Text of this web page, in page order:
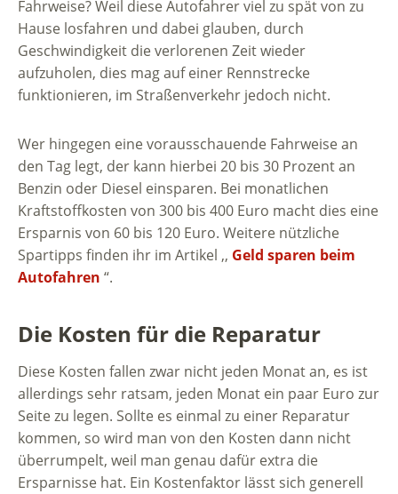
Fahrweise? Weil diese Autofahrer viel zu spät von zu
Hause losfahren und dabei glauben, durch
Geschwindigkeit die verlorenen Zeit wieder
aufzuholen, dies mag auf einer Rennstrecke
funktionieren, im Straßenverkehr jedoch nicht.
Wer hingegen eine vorausschauende Fahrweise an
den Tag legt, der kann hierbei 20 bis 30 Prozent an
Benzin oder Diesel einsparen. Bei monatlichen
Kraftstoffkosten von 300 bis 400 Euro macht dies eine
Ersparnis von 60 bis 120 Euro. Weitere nützliche
Spartipps finden ihr im Artikel ,, Geld sparen beim
Autofahren “.
Die Kosten für die Reparatur
Diese Kosten fallen zwar nicht jeden Monat an, es ist
allerdings sehr ratsam, jeden Monat ein paar Euro zur
Seite zu legen. Sollte es einmal zu einer Reparatur
kommen, so wird man von den Kosten dann nicht
überrumpelt, weil man genau dafür extra die
Ersparnisse hat. Ein Kostenfaktor lässt sich generell